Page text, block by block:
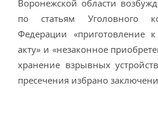
Воронежской области
по статьям Уголовного
Федерации «приготовление к
акту» и «незаконное
хранение взрывных
пресечения избрано